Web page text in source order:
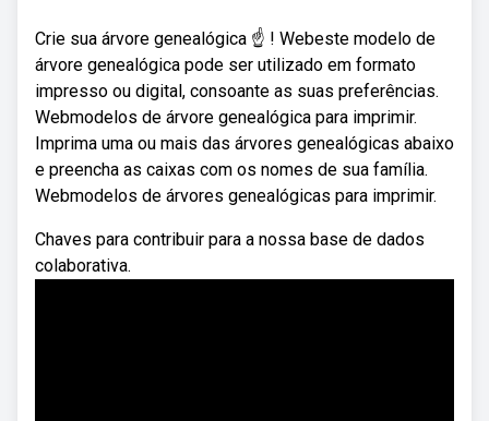
Crie sua árvore genealógica ☝ ! Webeste modelo de
árvore genealógica pode ser utilizado em formato
impresso ou digital, consoante as suas preferências.
Webmodelos de árvore genealógica para imprimir.
Imprima uma ou mais das árvores genealógicas abaixo
e preencha as caixas com os nomes de sua família.
Webmodelos de árvores genealógicas para imprimir.
Chaves para contribuir para a nossa base de dados
colaborativa.